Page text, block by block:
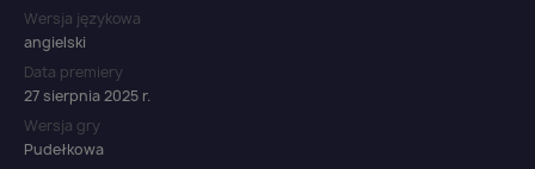
Wersja językowa
angielski
Data premiery
27 sierpnia 2025 r.
Wersja gry
Pudełkowa